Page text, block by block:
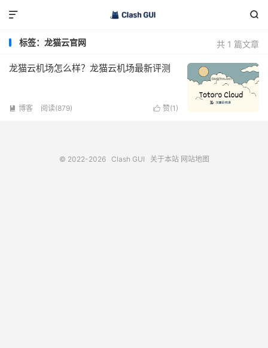


共 1 篇文章
标签：龙猫云官网
龙猫云机场怎么样？龙猫云机场最新评测
 赞(1 )
 博客 阅读(879)
© 2022-2026 Clash GUI 关于本站 网站地图